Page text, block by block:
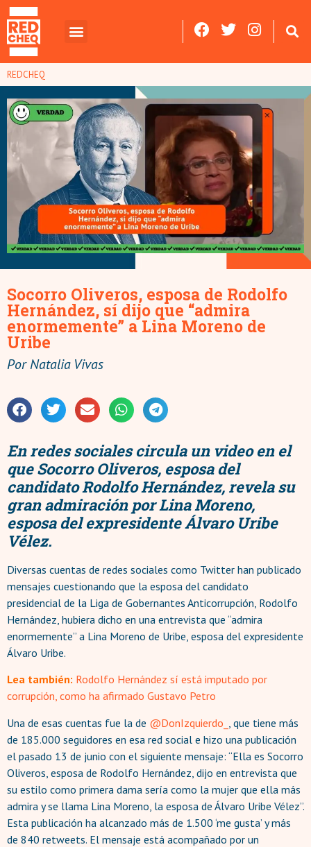
REDCHEQ
Socorro Oliveros, esposa de Rodolfo
Hernández, sí dijo que “admira
enormemente” a Lina Moreno de
Uribe
PorNatalia Vivas
En redes sociales circula un video en el
que Socorro Oliveros, esposa del
candidato Rodolfo Hernández, revela su
gran admiración por Lina Moreno,
esposa del expresidente Álvaro Uribe
Vélez.
Diversas cuentas de redes sociales como Twitter han publicado
mensajes cuestionando que la esposa del candidato
presidencial de la Liga de Gobernantes Anticorrupción, Rodolfo
Hernández, hubiera dicho en una entrevista que “admira
enormemente” a Lina Moreno de Uribe, esposa del expresidente
Álvaro Uribe.
Lea también: Rodolfo Hernández sí está imputado por
corrupción, como ha afirmado Gustavo Petro
Una de esas cuentas fue la de @DonIzquierdo_
, que tiene más
de 185.000 seguidores en esa red social e hizo una publicación
el pasado 13 de junio con el siguiente mensaje: “Ella es Socorro
Oliveros, esposa de Rodolfo Hernández, dijo en entrevista que
su estilo como primera dama sería como la mujer que ella más
admira y se llama Lina Moreno, la esposa de Álvaro Uribe Vélez”.
Esta publicación ha alcanzado más de 1.500 ‘me gusta’ y más
de 840 retweets. El mensaje está acompañado por un